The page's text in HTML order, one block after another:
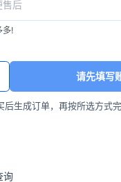
多!
请先填写
后生成订单，再按所选方式完
询